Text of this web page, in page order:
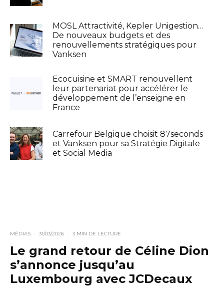
MOSL Attractivité, Kepler Unigestion…
De nouveaux budgets et des
renouvellements stratégiques pour
Vanksen
Ecocuisine et SMART renouvellent
leur partenariat pour accélérer le
développement de l’enseigne en
France
Carrefour Belgique choisit 87seconds
et Vanksen pour sa Stratégie Digitale
et Social Media
MÉDIAS · 31/03/2026 · 3 MIN DE LECTURE
Le grand retour de Céline Dion
s’annonce jusqu’au
Luxembourg avec JCDecaux